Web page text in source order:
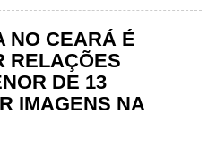
fotos. Cada foto, no
(Vinte reais). A
da família de Marília
se pronunciou sobre o
todos chocados,
a possibilidade de
de divulgar este
NO CEARÁ É
RELAÇÕES
DE 13
IMAGENS NA